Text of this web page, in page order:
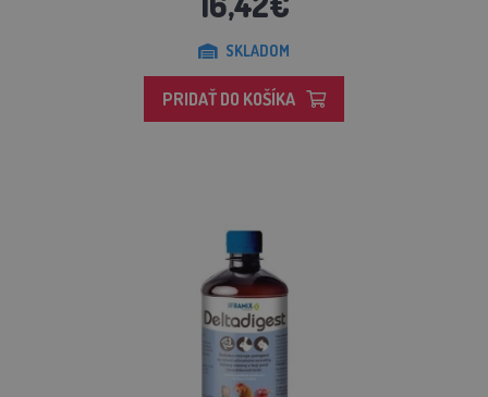
SKLADOM
PRIDAŤ DO KOŠÍKA